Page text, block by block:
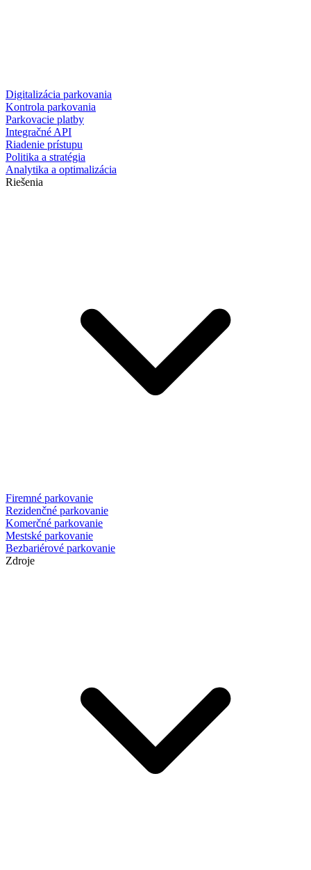
Digitalizácia parkovania
Kontrola parkovania
Parkovacie platby
Integračné API
Riadenie prístupu
Politika a stratégia
Analytika a optimalizácia
Riešenia
Firemné parkovanie
Rezidenčné parkovanie
Komerčné parkovanie
Mestské parkovanie
Bezbariérové parkovanie
Zdroje